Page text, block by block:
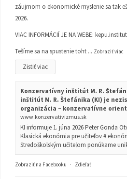
záujmom o ekonomické myslenie sa tak
2026.
VIAC INFORMÁCIÍ JE NA WEBE:
Tešíme sa na spustenie toht ... Zobraziť viac
Zistiť viac
Konzervatívny inštitút M. R.
inštitút M. R. Štefánika (KI) je
organizácia – konzervatívne
www.konzervativizmus.sk
KI informuje 1. júna 2026 Peter Gonda
Klasická ekonómia pre učiteľov #
Stredoškolským učiteľom ponúkame
Zobraziť na Facebooku · Zdieľať